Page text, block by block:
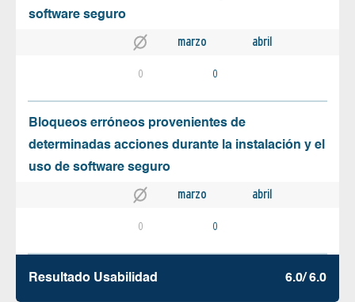
software seguro
marzo abril
0 0
Bloqueos erróneos provenientes de
determinadas acciones durante la instalación y el
uso de software seguro
marzo abril
0 0
Resultado Usabilidad 6.0/ 6.0